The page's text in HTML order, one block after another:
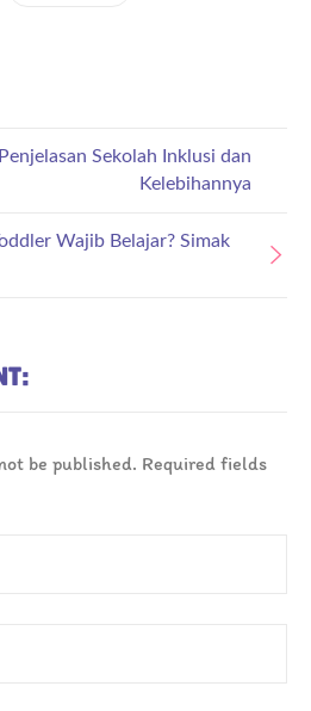
Wajib Belajar? Simak
Sekolah Inklusi dan
Kelebihannya
be published. Required fields